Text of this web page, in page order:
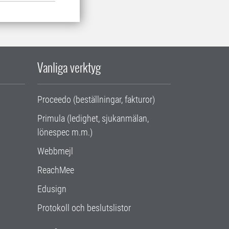
Vanliga verktyg
Proceedo (beställningar, fakturor)
Primula (ledighet, sjukanmälan,
lönespec m.m.)
Webbmejl
ReachMee
Edusign
Protokoll och beslutslistor